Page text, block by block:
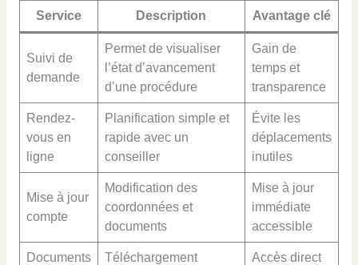
Service Description Avantage clé
Suivi de
demande
Permet de visualiser
l’état d’avancement
d’une procédure
Gain de
temps et
transparence
Rendez-
vous en
ligne
Planification simple et
rapide avec un
conseiller
Évite les
déplacements
inutiles
Mise à jour
compte
Modification des
coordonnées et
documents
Mise à jour
immédiate
accessible
Documents
Téléchargement
Accès direct